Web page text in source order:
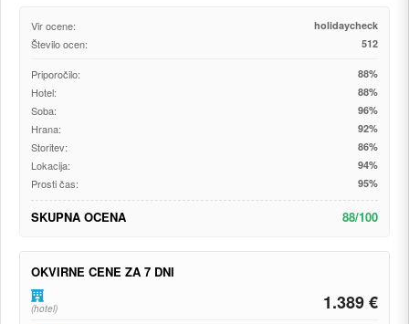
Vir ocene: holidaycheck
Število ocen: 512
Priporočilo: 88%
Hotel: 88%
Soba: 96%
Hrana: 92%
Storitev: 86%
Lokacija: 94%
Prosti čas: 95%
SKUPNA OCENA 88/100
OKVIRNE CENE ZA 7 DNI
(hotel) 1.389 €